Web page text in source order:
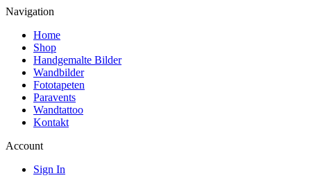
Navigation
Home
Shop
Handgemalte Bilder
Wandbilder
Fototapeten
Paravents
Wandtattoo
Kontakt
Account
Sign In